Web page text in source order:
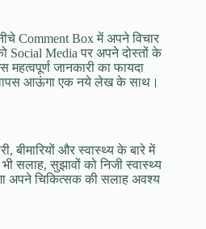
Comment Box में अपने विचार
Media पर अपने दोस्तों के
जानकारी का फायदा
आऊंगा एक नये लेख के साथ।
बीमारियों और स्वास्थ्य के बारे में
सलाह, सुझावों को निजी स्वास्थ्य
अपने चिकित्सक की सलाह अवश्य